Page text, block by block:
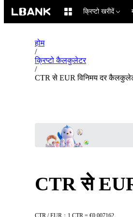
क्रिप्टो खरीदें
होम
/
क्रिप्टो कैलकुलेटर
/
CTR से EUR विनिमय दर
CTR से
CTR / EUR：1 CTR = €0.007162